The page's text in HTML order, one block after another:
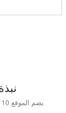
يضم الموقع 10 حكمة واقتباسًا منسوبة إلى منى مصطفى إمام